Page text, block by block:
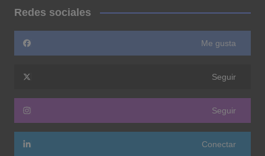
Redes sociales
Me gusta
Seguir
Seguir
Conectar